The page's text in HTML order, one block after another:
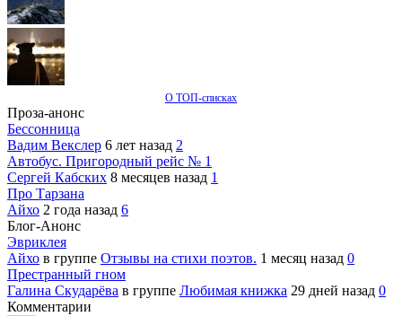
О ТОП-списках
Проза-анонс
Бессонница
Вадим Векслер 6 лет назад 2
Автобус. Пригородный рейс № 1
Сергей Кабских 8 месяцев назад 1
Про Тарзана
Айхо 2 года назад 6
Блог-Анонс
Эвриклея
Айхо в группе Отзывы на стихи поэтов. 1 месяц назад 0
Престранный гном
Галина Скударёва в группе Любимая книжка 29 дней назад 0
Комментарии